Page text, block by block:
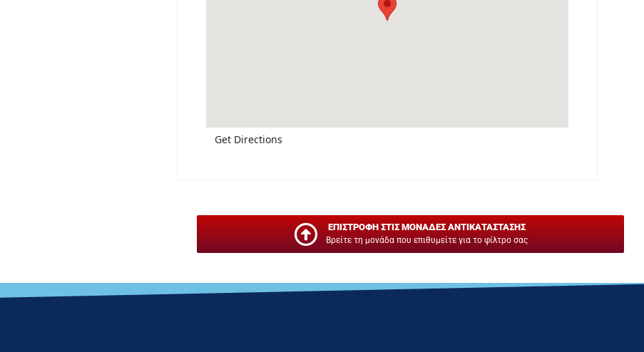
Get Directions
ΕΠΙΣΤΡΟΦΗ ΣΤΙΣ ΜΟΝΑΔΕΣ ΑΝΤΙΚΑΤΑΣΤΑΣΗΣ
Βρείτε τη μονάδα που επιθυμείτε για το φίλτρο σας